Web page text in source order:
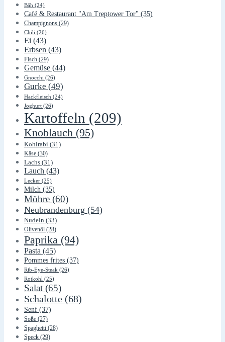
Bäh (24)
Café & Restaurant "Am Treptower Tor" (35)
Champignons (29)
Chili (26)
Ei (43)
Erbsen (43)
Fisch (29)
Gemüse (44)
Gnocchi (26)
Gurke (49)
Hackfleisch (24)
Joghurt (26)
Kartoffeln (209)
Knoblauch (95)
Kohlrabi (31)
Käse (30)
Lachs (31)
Lauch (43)
Lecker (25)
Milch (35)
Möhre (60)
Neubrandenburg (54)
Nudeln (33)
Olivenöl (28)
Paprika (94)
Pasta (45)
Pommes frites (37)
Rib-Eye-Steak (26)
Rotkohl (25)
Salat (65)
Schalotte (68)
Senf (37)
Soße (27)
Spaghetti (28)
Speck (29)